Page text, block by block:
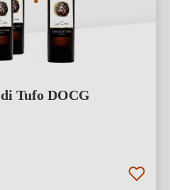
Tufo DOCG